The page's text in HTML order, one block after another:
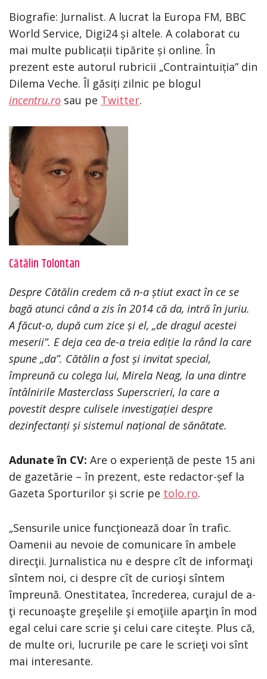
Biografie: Jurnalist. A lucrat la Europa FM, BBC
World Service, Digi24 și altele. A colaborat cu
mai multe publicații tipărite și online. În
prezent este autorul rubricii „Contraintuiția” din
Dilema Veche. Îl găsiți zilnic pe blogul
incentru.ro sau pe Twitter.
Cătălin Tolontan
Despre Cătălin credem că n-a știut exact în ce se
bagă atunci când a zis în 2014 că da, intră în juriu.
A făcut-o, după cum zice și el, „de dragul acestei
meserii”. E deja cea de-a treia ediție la rând la care
spune „da”. Cătălin a fost și invitat special,
împreună cu colega lui, Mirela Neag, la una dintre
întâlnirile Masterclass Superscrieri, la care a
povestit despre culisele investigației despre
dezinfectanți și sistemul național de sănătate.
Adunate în CV: Are o experiență de peste 15 ani
de gazetărie – în prezent, este redactor-șef la
Gazeta Sporturilor și scrie pe tolo.ro.
„Sensurile unice funcţionează doar în trafic.
Oamenii au nevoie de comunicare în ambele
direcţii. Jurnalistica nu e despre cît de informaţi
sîntem noi, ci despre cît de curioşi sîntem
împreună. Onestitatea, încrederea, curajul de a-
ţi recunoaşte greşelile şi emoţiile aparţin în mod
egal celui care scrie şi celui care citeşte. Plus că,
de multe ori, lucrurile pe care le scrieţi voi sînt
mai interesante.